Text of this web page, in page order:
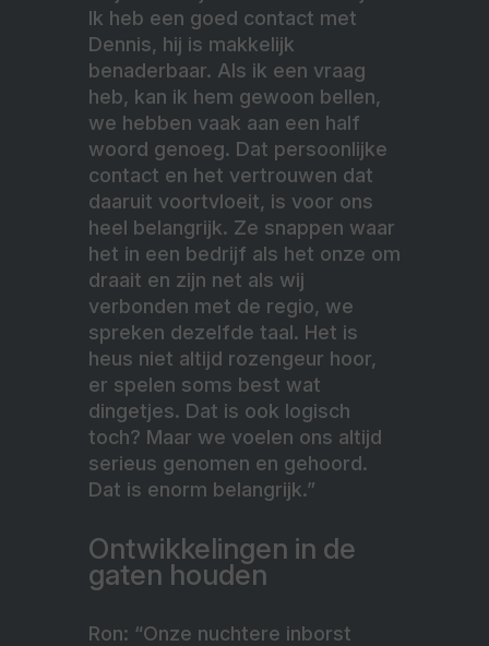
Ik heb een goed contact met
Dennis, hij is makkelijk
benaderbaar. Als ik een vraag
heb, kan ik hem gewoon bellen,
we hebben vaak aan een half
woord genoeg. Dat persoonlijke
contact en het vertrouwen dat
daaruit voortvloeit, is voor ons
heel belangrijk. Ze snappen waar
het in een bedrijf als het onze om
draait en zijn net als wij
verbonden met de regio, we
spreken dezelfde taal. Het is
heus niet altijd rozengeur hoor,
er spelen soms best wat
dingetjes. Dat is ook logisch
toch? Maar we voelen ons altijd
serieus genomen en gehoord.
Dat is enorm belangrijk.”
Ontwikkelingen in de
gaten houden
Ron: “Onze nuchtere inborst